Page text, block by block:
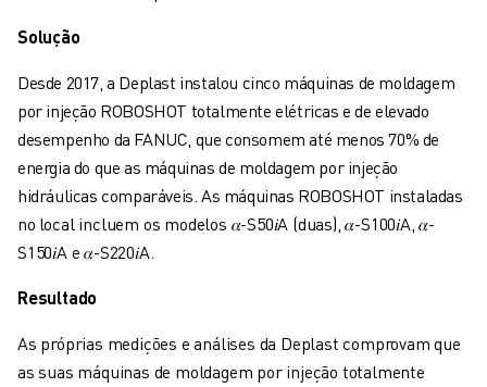
CENTRO DE DOWNLOADS » MYFANUC
FORMAÇÃO & EDUCAÇÃO
SOLUÇÕES PARA INDÚSTRIAS
SOLUÇÕES PARA SECTOR EDUCATIVO
WORLDSKILLS & JOVENS TALENTOS
EVENTOS EDUCATIVOS
NOTÍCIAS
NOTÍCIAS
EVENTOS
EVENTOS EDUCATIVOS
SOBRE A FANUC
FANUC NA EUROPA
Solução
Desde 2017, a Deplast instalou cinco máquinas de moldagem
por injeção ROBOSHOT totalmente elétricas e de elevado
desempenho da FANUC, que consomem até menos 70% de
energia do que as máquinas de moldagem por injeção
hidráulicas comparáveis. As máquinas ROBOSHOT instaladas
no local incluem os modelos 𝛼-S50𝑖A (duas), 𝛼-S100𝑖A, 𝛼-
S150𝑖A e 𝛼-S220𝑖A.
Resultado
As próprias medições e análises da Deplast comprovam que
as suas máquinas de moldagem por injeção totalmente